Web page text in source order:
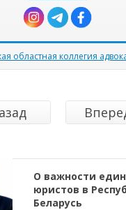
областная коллегия
О важности
юристов в
Беларусь